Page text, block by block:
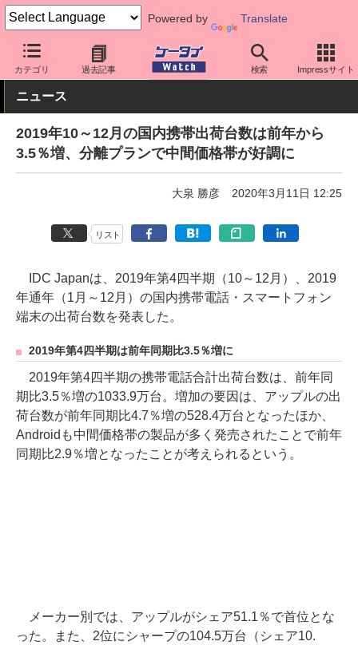
Powered by Translate
カテゴリ 過去記事 検索 Impressサイト
ケータイ Watch 業界動向 調査
ニュース
2019年10～12月の国内携帯出荷台数は前年から
3.5％増、分離プランで中間価格帯が好調に
大泉 勝彦 2020年3月11日 12:25
リスト
IDC Japanは、2019年第4四半期（10～12月）、2019
年通年（1月～12月）の国内携帯電話・スマートフォン
端末の出荷台数を発表した。
2019年第4四半期は前年同期比3.5％増に
2019年第4四半期の携帯電話合計出荷台数は、前年同
期比3.5％増の1033.9万台。増加の要因は、アップルの出
荷台数が前年同期比4.7％増の528.4万台となったほか、
Androidも中間価格帯の製品が多く発売されたことで前年
同期比2.9％増となったことが考えられるという。
メーカー別では、アップルがシェア51.1％で首位とな
った。また、2位にシャープの104.5万台（シェア10.